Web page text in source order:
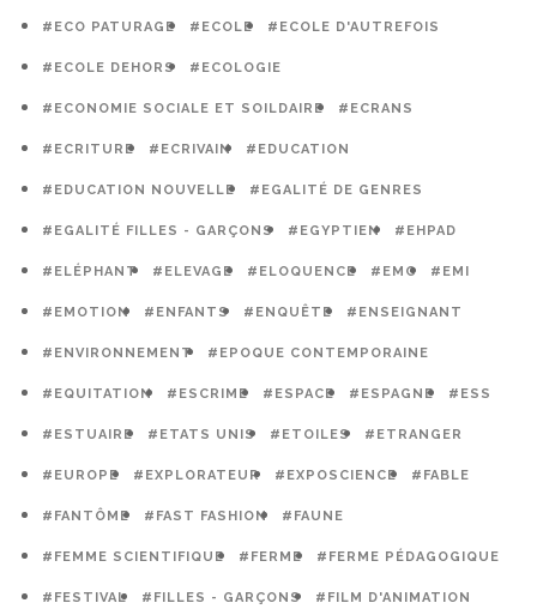
#ECO PATURAGE #ECOLE #ECOLE D'AUTREFOIS
#ECOLE DEHORS #ECOLOGIE
#ECONOMIE SOCIALE ET SOILDAIRE #ECRANS
#ECRITURE #ECRIVAIN #EDUCATION
#EDUCATION NOUVELLE #EGALITÉ DE GENRES
#EGALITÉ FILLES - GARÇONS #EGYPTIEN #EHPAD
#ELÉPHANT #ELEVAGE #ELOQUENCE #EMC #EMI
#EMOTION #ENFANTS #ENQUÊTE #ENSEIGNANT
#ENVIRONNEMENT #EPOQUE CONTEMPORAINE
#EQUITATION #ESCRIME #ESPACE #ESPAGNE #ESS
#ESTUAIRE #ETATS UNIS #ETOILES #ETRANGER
#EUROPE #EXPLORATEUR #EXPOSCIENCE #FABLE
#FANTÔME #FAST FASHION #FAUNE
#FEMME SCIENTIFIQUE #FERME #FERME PÉDAGOGIQUE
#FESTIVAL #FILLES - GARÇONS #FILM D'ANIMATION